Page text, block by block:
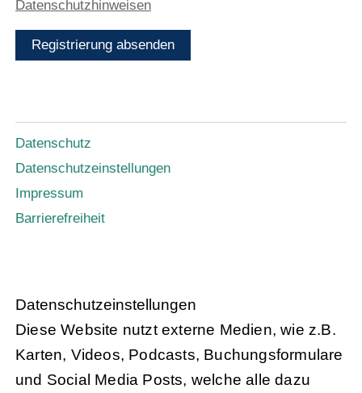
Datenschutzhinweisen
Registrierung absenden
Datenschutz
Datenschutzeinstellungen
Impressum
Barrierefreiheit
Daten­schutz­ein­stel­lun­gen
Diese Website nutzt externe Medien, wie z.B.
Karten, Videos, Podcasts, Buchungsformulare
und Social Media Posts, welche alle dazu